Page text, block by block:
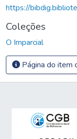
https://
Coleções
O Imparcial
Página do item